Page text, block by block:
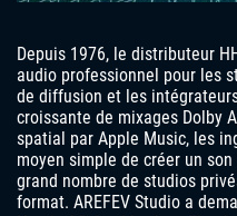
Depuis 1976, le distributeur
audio professionnel pour les
de diffusion et les
croissante de mixages Dolby
spatial par Apple Music, les
moyen simple de créer un
grand nombre de studios
format. AREFEV Studio a